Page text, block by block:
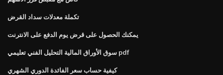
تكملة معدلات سداد القرض
يمكنك الحصول على قرض يوم الدفع على الانترنت
سوق الأوراق المالية التحليل الفني تعليمي pdf
كيفية حساب سعر الفائدة الدوري الشهري